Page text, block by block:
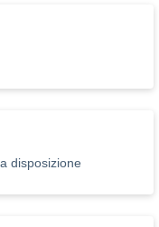
disposizione